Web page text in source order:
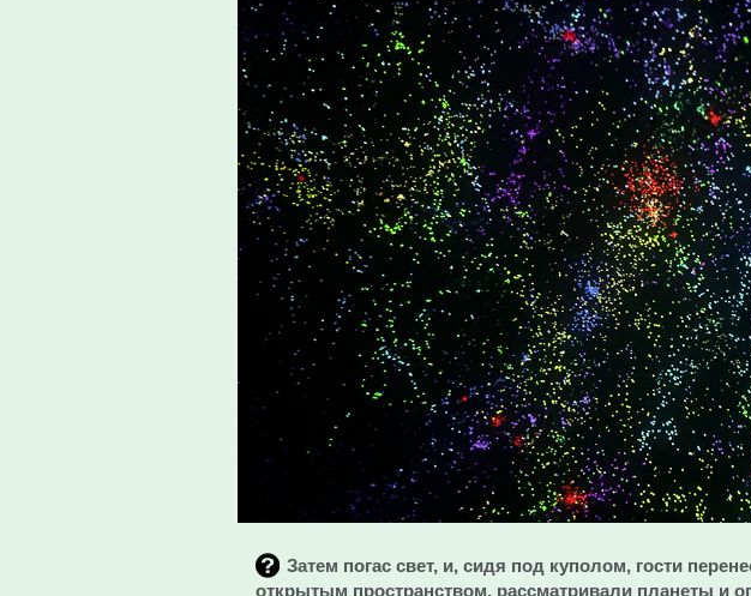
Затем погас свет, и, сидя под куполом, гости
открытым пространством, рассматривали планеты и